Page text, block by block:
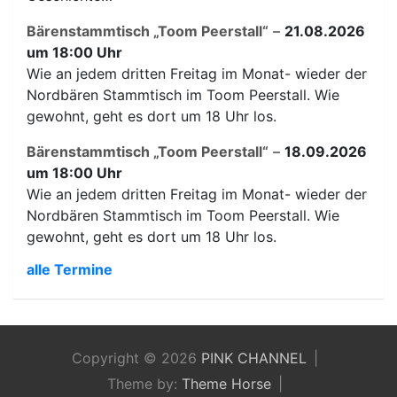
Bärenstammtisch „Toom Peerstall“ – 21.08.2026
um 18:00 Uhr
Wie an jedem dritten Freitag im Monat- wieder der
Nordbären Stammtisch im Toom Peerstall. Wie
gewohnt, geht es dort um 18 Uhr los.
Bärenstammtisch „Toom Peerstall“ – 18.09.2026
um 18:00 Uhr
Wie an jedem dritten Freitag im Monat- wieder der
Nordbären Stammtisch im Toom Peerstall. Wie
gewohnt, geht es dort um 18 Uhr los.
alle Termine
Copyright © 2026 PINK CHANNEL
Theme by: Theme Horse